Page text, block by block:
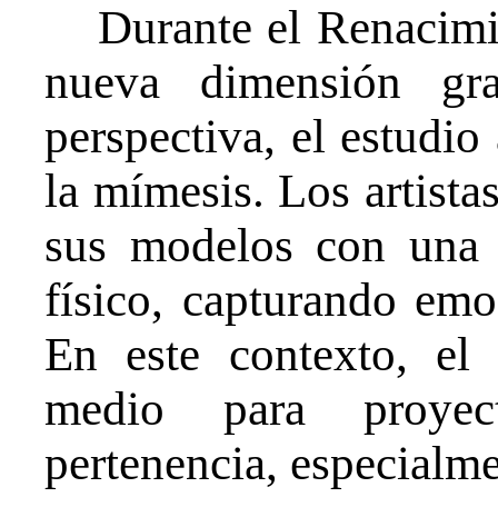
Durante el
nueva dimensión
perspectiva, el
la mímesis. Los
sus modelos con
físico, capturando
En este contexto,
medio para
pertenencia,